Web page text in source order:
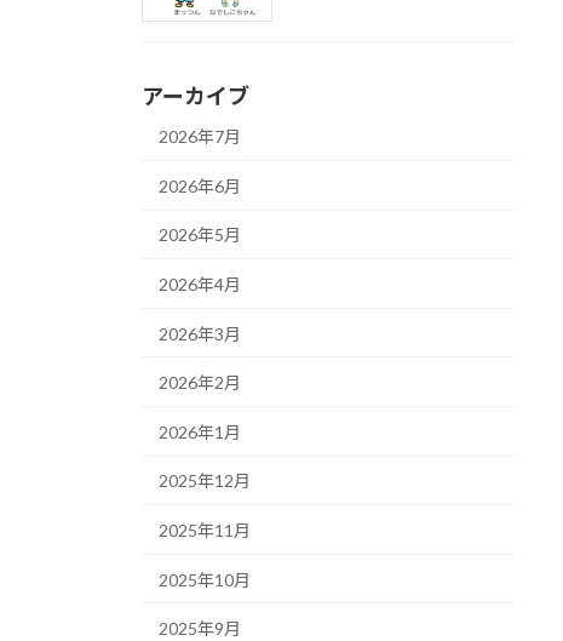
アーカイブ
2026年7月
2026年6月
2026年5月
2026年4月
2026年3月
2026年2月
2026年1月
2025年12月
2025年11月
2025年10月
2025年9月